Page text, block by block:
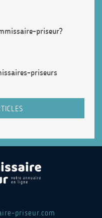
priseur?
priseurs
priseur.com